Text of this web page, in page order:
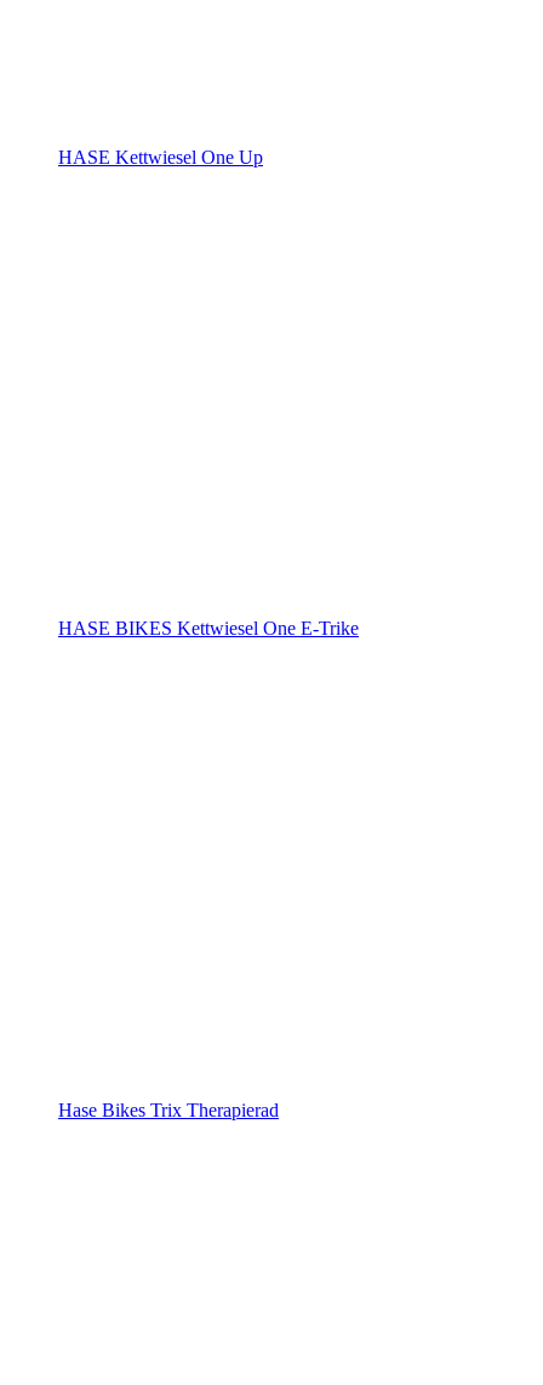
HASE Kettwiesel One Up
HASE BIKES Kettwiesel One E-Trike
Hase Bikes Trix Therapierad